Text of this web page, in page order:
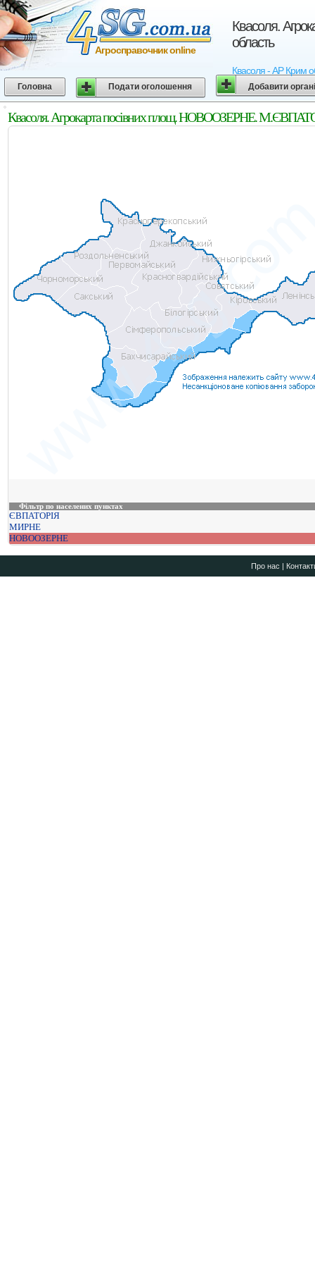
Квасоля.
область
Квасоля - АР Крим
Агросправочник online
Головна Подати оголошення Добавити
Квасоля. Агрокарта посівних площ. НОВООЗЕРНЕ.
Фільтр по населених пунктах
ЄВПАТОРІЯ
МИРНЕ
НОВООЗЕРНЕ
Про нас |